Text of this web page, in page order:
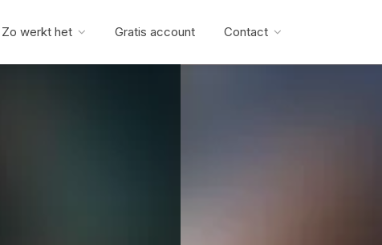
Zo werkt het Gratis account Contact